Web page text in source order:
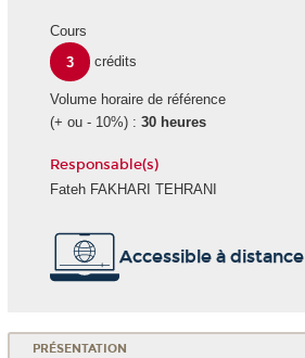
Cours
3
crédits
Volume horaire de référence
(+ ou - 10%) : 30 heures
Responsable(s)
Fateh FAKHARI TEHRANI
Accessible à distance
PRÉSENTATION